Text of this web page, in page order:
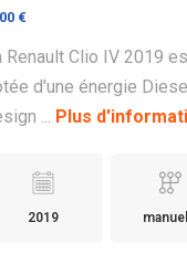
€
Renault Clio IV 2019
d'une énergie
... Plus
2019